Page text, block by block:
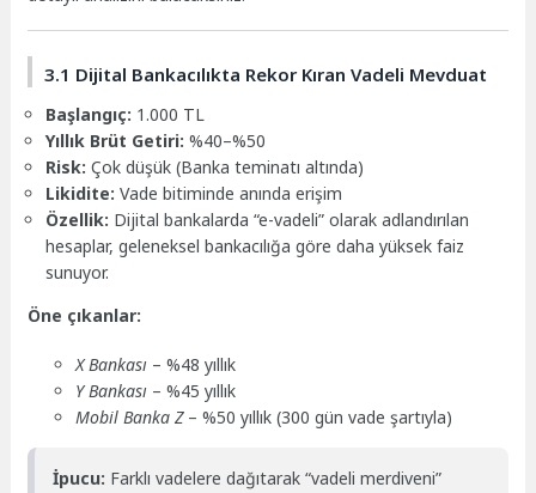
3.1 Dijital Bankacılıkta Rekor Kıran Vadeli Mevduat
Başlangıç: 1.000 TL
Yıllık Brüt Getiri: %40–%50
Risk: Çok düşük (Banka teminatı altında)
Likidite: Vade bitiminde anında erişim
Özellik: Dijital bankalarda “e-vadeli” olarak adlandırılan
hesaplar, geleneksel bankacılığa göre daha yüksek faiz
sunuyor.
Öne çıkanlar:
X Bankası – %48 yıllık
Y Bankası – %45 yıllık
Mobil Banka Z– %50 yıllık (300 gün vade şartıyla)
İpucu: Farklı vadelere dağıtarak “vadeli merdiveni”